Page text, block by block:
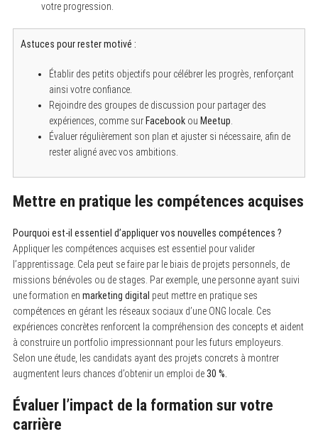
votre progression.
Astuces pour rester motivé :
Établir des petits objectifs pour célébrer les progrès, renforçant
ainsi votre confiance.
Rejoindre des groupes de discussion pour partager des
expériences, comme surFacebookou Meetup
Évaluer régulièrement son plan et ajuster si nécessaire, afin de
rester aligné avec vos ambitions.
Mettre en pratique les compétences acquises
Pourquoi est-il essentiel d’appliquer vos nouvelles compétences ?
Appliquer les compétences acquises est essentiel pour valider
l’apprentissage. Cela peut se faire par le biais de projets personnels, de
missions bénévoles ou de stages. Par exemple, une personne ayant suivi
une formation en marketing digital peut mettre en pratique ses
compétences en gérant les réseaux sociaux d’une ONG locale. Ces
expériences concrètes renforcent la compréhension des concepts et aident
à construire un portfolio impressionnant pour les futurs employeurs.
Selon une étude, les candidats ayant des projets concrets à montrer
augmentent leurs chances d’obtenir un emploi de30 %.
Évaluer l’impact de la formation sur votre
carrière
r